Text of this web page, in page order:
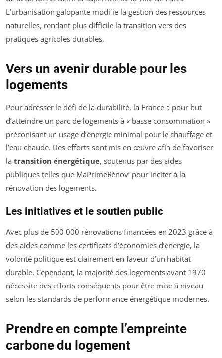
L’urbanisation galopante modifie la gestion des ressources
naturelles, rendant plus difficile la transition vers des
pratiques agricoles durables.
Vers un avenir durable pour les
logements
Pour adresser le défi de la durabilité, la France a pour but
d’atteindre un parc de logements à « basse consommation »
préconisant un usage d’énergie minimal pour le chauffage et
l’eau chaude. Des efforts sont mis en œuvre afin de favoriser
la transition énergétique, soutenus par des aides
publiques telles que MaPrimeRénov’ pour inciter à la
rénovation des logements.
Les initiatives et le soutien public
Avec plus de 500 000 rénovations financées en 2023 grâce à
des aides comme les certificats d’économies d’énergie, la
volonté politique est clairement en faveur d’un habitat
durable. Cependant, la majorité des logements avant 1970
nécessite des efforts conséquents pour être mise à niveau
selon les standards de performance énergétique modernes.
Prendre en compte l’empreinte
carbone du logement